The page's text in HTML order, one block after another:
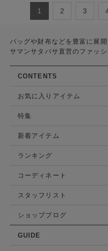
1
2 3
バッグや財布などを豊富に展開
サマンサタバサ直営のファッ
CONTENTS
お気に入りアイテム
特集
新着アイテム
ランキング
コーディネート
スタッフリスト
ショップブログ
GUIDE